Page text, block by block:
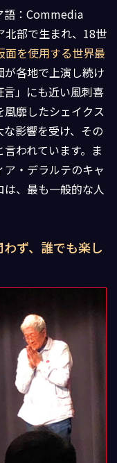
語：Commedia
部で生まれ、18世
面を使用する世界最
各地で上演し続け
」にも近い風刺喜
靡したシェイクス
影響を受け、その
われています。ま
・デラルテのキャ
、最も一般的な人
ず、誰でも楽し